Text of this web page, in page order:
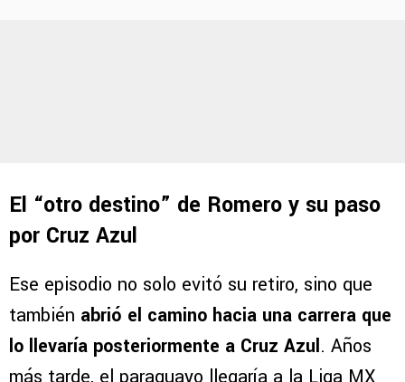
El “otro destino” de Romero y su paso
por Cruz Azul
Ese episodio no solo evitó su retiro, sino que